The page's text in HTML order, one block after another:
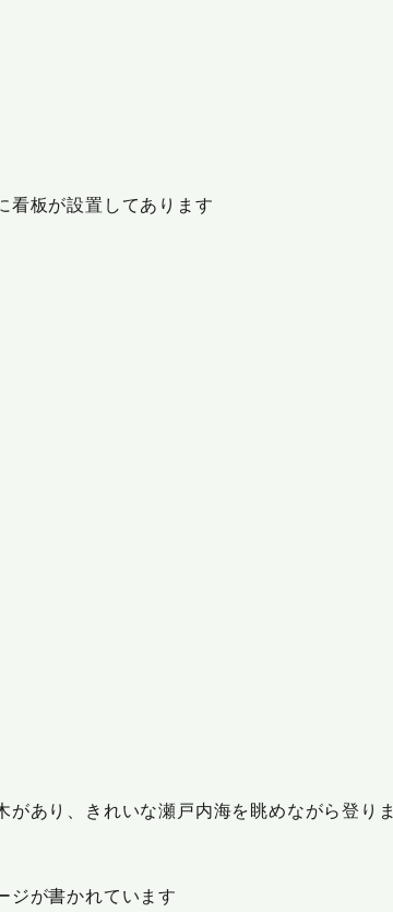
板が設置してあります
があり、きれいな瀬戸内海を眺めながら登り
ジが書かれています